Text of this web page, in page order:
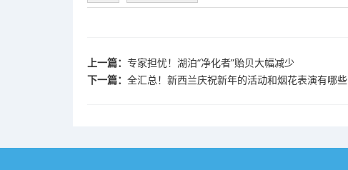
上一篇： 专家担忧！湖泊“净化者”贻贝大幅减少
下一篇： 全汇总！新西兰庆祝新年的活动和烟花表演有哪些